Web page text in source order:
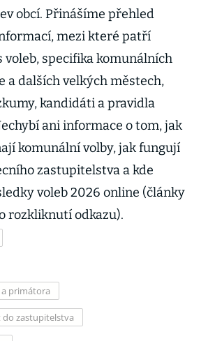
obcí. Přinášíme přehled
mezi které patří
voleb, specifika komunálních
a dalších velkých městech,
kandidáti a pravidla
ani informace o tom, jak
komunální volby, jak fungují
zastupitelstva a kde
voleb 2026 online (články
rozkliknutí odkazu).
primátora
do zastupitelstva